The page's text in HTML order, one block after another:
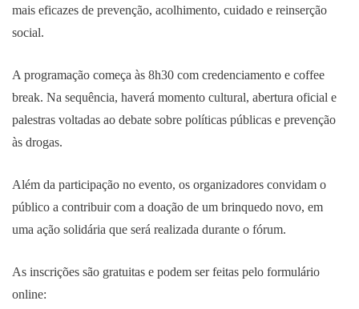
mais eficazes de prevenção, acolhimento, cuidado e reinserção
social.
A programação começa às 8h30 com credenciamento e coffee
break. Na sequência, haverá momento cultural, abertura oficial e
palestras voltadas ao debate sobre políticas públicas e prevenção
às drogas.
Além da participação no evento, os organizadores convidam o
público a contribuir com a doação de um brinquedo novo, em
uma ação solidária que será realizada durante o fórum.
As inscrições são gratuitas e podem ser feitas pelo formulário
online: